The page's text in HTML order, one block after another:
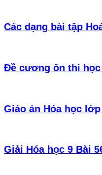
Các dạng bài tập
Đề cương ôn thi
Giáo án Hóa học
Giải Hóa học 9 Bài